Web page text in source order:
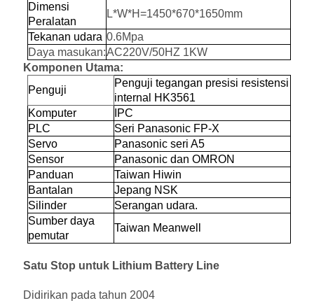
Dimensi
Peralatan
L*W*H=1450*670*1650mm
Tekanan udara 0.6Mpa
Daya masukan:AC220V/50HZ 1KW
Komponen Utama:
Penguji
Penguji tegangan presisi resistensi
internal HK3561
Komputer
IPC
PLC
Seri Panasonic FP-X
Servo
Panasonic seri A5
Sensor
Panasonic dan OMRON
Panduan
Taiwan Hiwin
Bantalan
Jepang NSK
Silinder
Serangan udara.
Sumber daya
pemutar
Taiwan Meanwell
Satu Stop untuk Lithium Battery Line
Didirikan pada tahun 2004